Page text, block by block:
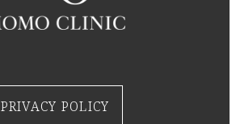
PRIVACY POLICY